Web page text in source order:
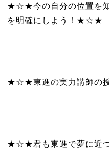
★☆★今の自分の位置を知
を明確にしよう！★☆★
★☆★東進の実力講師の
★☆★君も東進で夢に近